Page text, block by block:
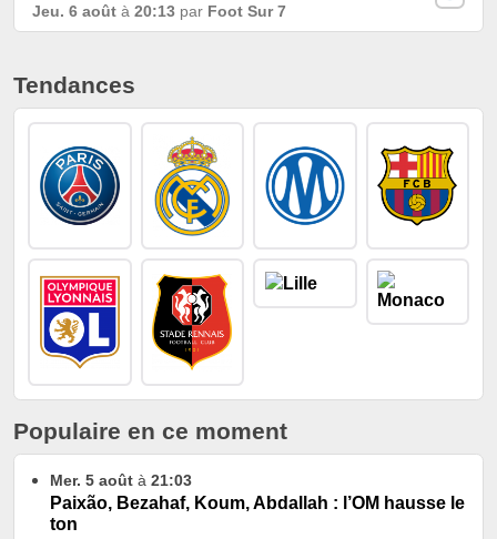
Jeu. 6 août à 20:13 par Foot Sur 7
Tendances
Populaire en ce moment
Mer. 5 août à 21:03
Paixão, Bezahaf, Koum, Abdallah : l’OM hausse le
ton